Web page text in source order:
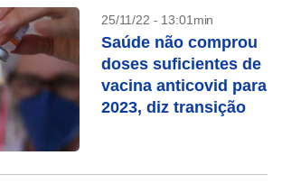
25/11/22 - 13:01min
Saúde não comprou
doses suficientes de
vacina anticovid para
2023, diz transição